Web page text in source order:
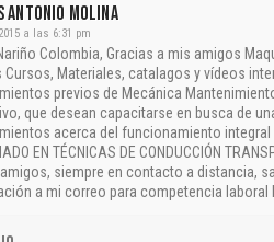
ANTONIO MOLINA
a las 6:31 pm
Colombia, Gracias a mis amigos
Cursos, Materiales, catalagos y vídeos
previos de Mecánica
que desean capacitarse en busca de
acerca del funcionamiento integral
EN TÉCNICAS DE CONDUCCIÓN
siempre en contacto a distancia,
a mi correo para competencia laboral